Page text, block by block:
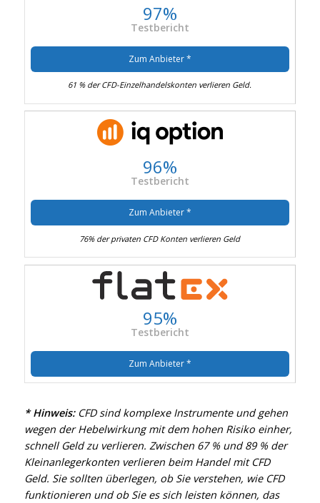
97%
Testbericht
Zum Anbieter *
61 % der CFD-Einzelhandelskonten verlieren Geld.
96%
Testbericht
Zum Anbieter *
76% der privaten CFD Konten verlieren Geld
95%
Testbericht
Zum Anbieter *
* Hinweis: CFD sind komplexe Instrumente und gehen
wegen der Hebelwirkung mit dem hohen Risiko einher,
schnell Geld zu verlieren. Zwischen 67 % und 89 % der
Kleinanlegerkonten verlieren beim Handel mit CFD
Geld. Sie sollten überlegen, ob Sie verstehen, wie CFD
funktionieren und ob Sie es sich leisten können, das